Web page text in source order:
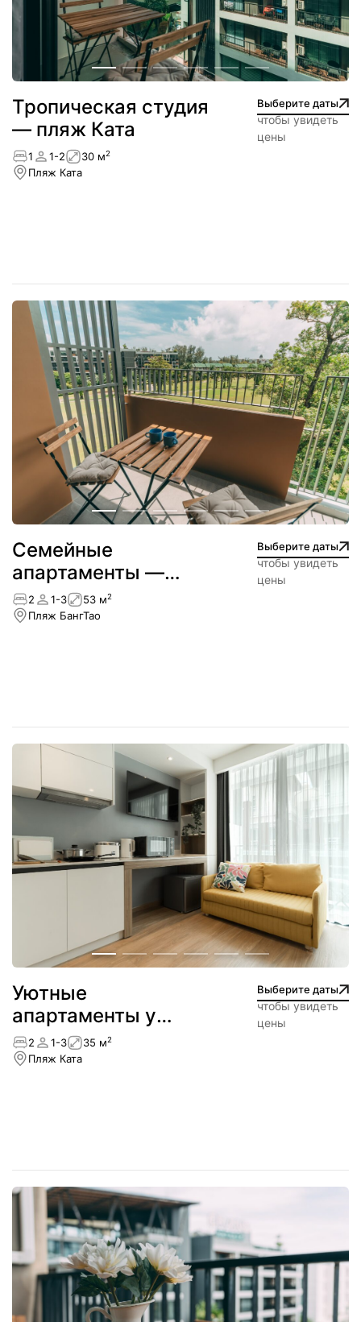
Тропическая студия
— пляж Ката
Выберите даты
чтобы увидеть
цены
1 1-2 30 м2
Пляж Ката
Cемейные
апартаменты —
Лагуна
Выберите даты
чтобы увидеть
цены
2 1-3 53 м2
Пляж БангТао
Уютные
апартаменты у
пляжа — Ката
Выберите даты
чтобы увидеть
цены
2 1-3 35 м2
Пляж Ката